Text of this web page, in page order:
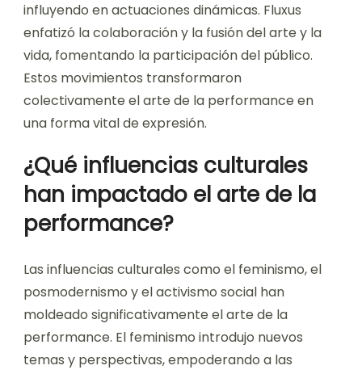
influyendo en actuaciones dinámicas. Fluxus
enfatizó la colaboración y la fusión del arte y la
vida, fomentando la participación del público.
Estos movimientos transformaron
colectivamente el arte de la performance en
una forma vital de expresión.
¿Qué influencias culturales
han impactado el arte de la
performance?
Las influencias culturales como el feminismo, el
posmodernismo y el activismo social han
moldeado significativamente el arte de la
performance. El feminismo introdujo nuevos
temas y perspectivas, empoderando a las